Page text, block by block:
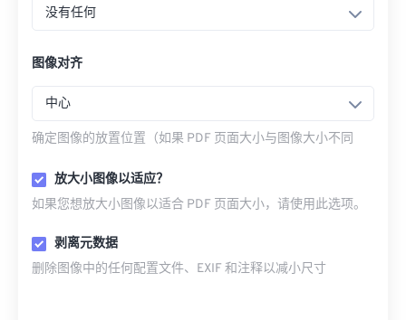
没有任何
图像对齐
中心
确定图像的放置位置（如果 PDF 页面大小与图像大小不同
放大小图像以适应？
如果您想放大小图像以适合 PDF 页面大小，请使用此选项。
剥离元数据
删除图像中的任何配置文件、EXIF 和注释以减小尺寸